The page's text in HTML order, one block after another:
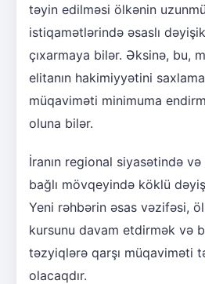
təyin edilməsi ölkənin
istiqamətlərində əsaslı
çıxarmaya bilər. Əksinə, bu,
elitanın hakimiyyətini
müqaviməti minimuma
oluna bilər.
İranın regional siyasətində
bağlı mövqeyində köklü
Yeni rəhbərin əsas vəzifəsi,
kursunu davam etdirmək və
təzyiqlərə qarşı müqaviməti
olacaqdır.